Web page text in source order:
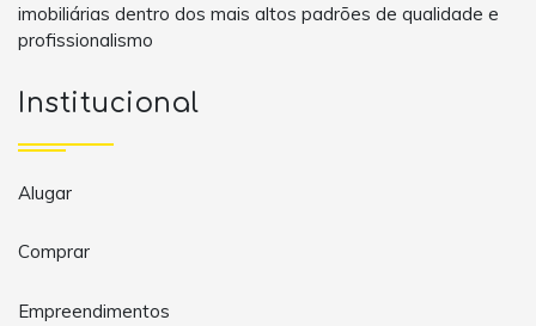
imobiliárias dentro dos mais altos padrões de qualidade e
profissionalismo
Institucional
Alugar
Comprar
Empreendimentos